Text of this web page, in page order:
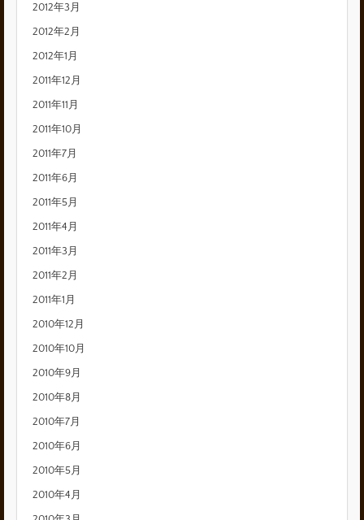
2012年3月
2012年2月
2012年1月
2011年12月
2011年11月
2011年10月
2011年7月
2011年6月
2011年5月
2011年4月
2011年3月
2011年2月
2011年1月
2010年12月
2010年10月
2010年9月
2010年8月
2010年7月
2010年6月
2010年5月
2010年4月